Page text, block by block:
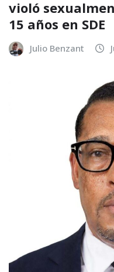
violó
15 años en SDE
Julio Benzant